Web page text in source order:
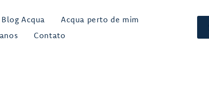
Blog Acqua
Acqua perto de mim
Contato